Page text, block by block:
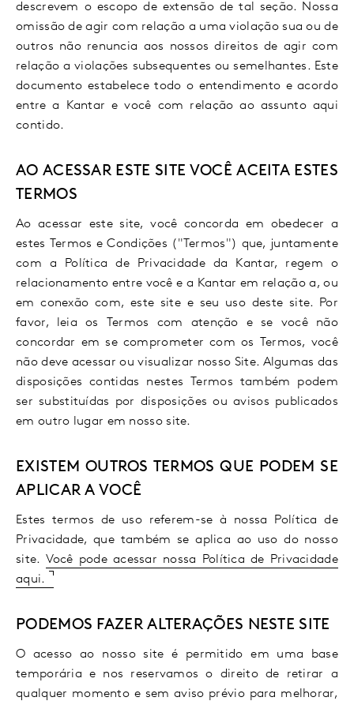
descrevem o escopo de extensão de tal seção. Nossa
omissão de agir com relação a uma violação sua ou de
outros não renuncia aos nossos direitos de agir com
relação a violações subsequentes ou semelhantes. Este
documento estabelece todo o entendimento e acordo
entre a Kantar e você com relação ao assunto aqui
contido.
AO ACESSAR ESTE SITE VOCÊ ACEITA ESTES
TERMOS
Ao acessar este site, você concorda em obedecer a
estes Termos e Condições ("Termos") que, juntamente
com a Política de Privacidade da Kantar, regem o
relacionamento entre você e a Kantar em relação a, ou
em conexão com, este site e seu uso deste site. Por
favor, leia os Termos com atenção e se você não
concordar em se comprometer com os Termos, você
não deve acessar ou visualizar nosso Site. Algumas das
disposições contidas nestes Termos também podem
ser substituídas por disposições ou avisos publicados
em outro lugar em nosso site.
EXISTEM OUTROS TERMOS QUE PODEM SE
APLICAR A VOCÊ
Estes termos de uso referem-se à nossa Política de
Privacidade, que também se aplica ao uso do nosso
site. Você pode acessar nossa Política de Privacidade
aqui.
PODEMOS FAZER ALTERAÇÕES NESTE SITE
O acesso ao nosso site é permitido em uma base
temporária e nos reservamos o direito de retirar a
qualquer momento e sem aviso prévio para melhorar,